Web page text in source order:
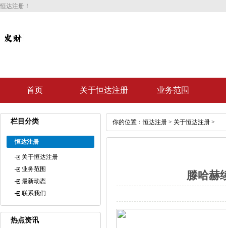
恒达注册！
首页 关于恒达注册 业务范围
栏目分类
恒达注册
关于恒达注册
业务范围
最新动态
联系我们
热点资讯
你的位置：恒达注册 > 关于恒达注册 >
滕哈赫